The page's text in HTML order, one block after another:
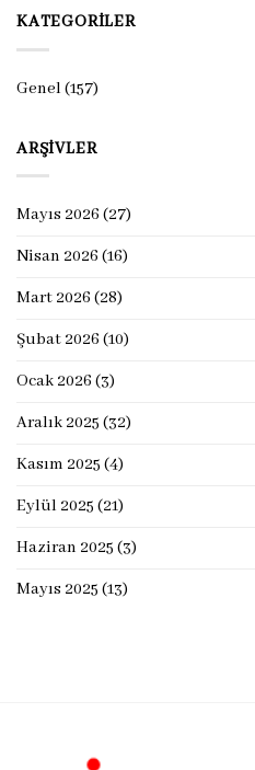
KATEGORILER
Genel(157)
ARŞIVLER
Mayıs 2026 (27)
Nisan 2026 (16)
Mart 2026 (28)
Şubat 2026 (10)
Ocak 2026 (3)
Aralık 2025 (32)
Kasım 2025 (4)
Eylül 2025 (21)
Haziran 2025 (3)
Mayıs 2025 (13)